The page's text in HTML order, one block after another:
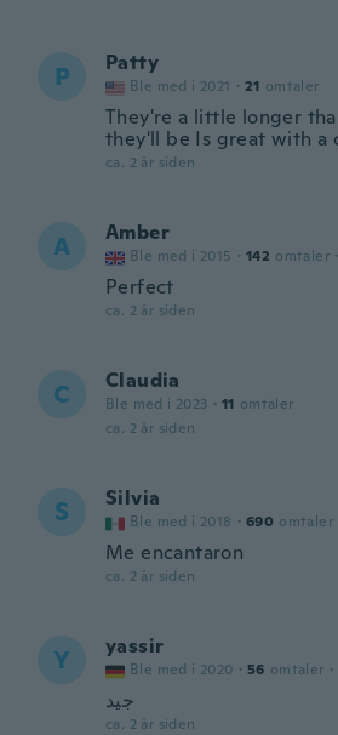
P Patty
Ble med i 2021 · 21 omtaler
They're a little longer
they'll be Is great with a
ca. 2 år siden
A Amber
Ble med i 2015 · 142 omtaler ·
Perfect
ca. 2 år siden
C Claudia
Ble med i 2023 · 11 omtaler
ca. 2 år siden
S Silvia
Ble med i 2018 · 690 omtaler
Me encantaron
ca. 2 år siden
Y yassir
Ble med i 2020 · 56 omtaler ·
جيد
ca. 2 år siden